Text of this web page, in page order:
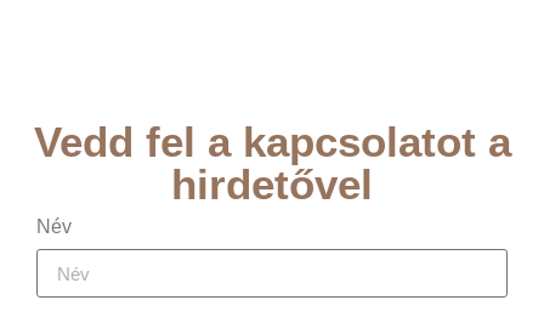
Vedd fel a kapcsolatot a
hirdetővel
Név